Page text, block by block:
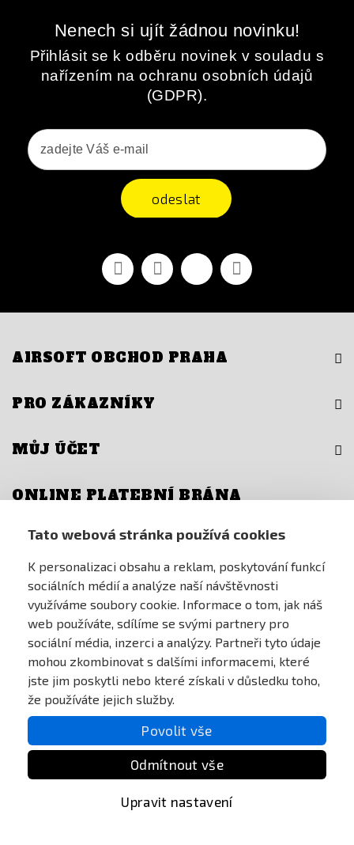
Tato webová stránka používá cookies
K personalizaci obsahu a reklam, poskytování funkcí
sociálních médií a analýze naší návštěvnosti
využíváme soubory cookie. Informace o tom, jak náš
web používáte, sdílíme se svými partnery pro
sociální média, inzerci a analýzy. Partneři tyto údaje
mohou zkombinovat s dalšími informacemi, které
jste jim poskytli nebo které získali v důsledku toho,
že používáte jejich služby.
Povolit vše
Odmítnout vše
Upravit nastavení
Nenech si ujít žádnou novinku!
Přihlásit se k odběru novinek v souladu s
nařízením na ochranu osobních údajů
(GDPR).
odeslat
FacebookYouTubeVimeo Instagram
AIRSOFT OBCHOD PRAHA
PRO ZÁKAZNÍKY
MŮJ ÚČET
ONLINE PLATEBNÍ BRÁNA